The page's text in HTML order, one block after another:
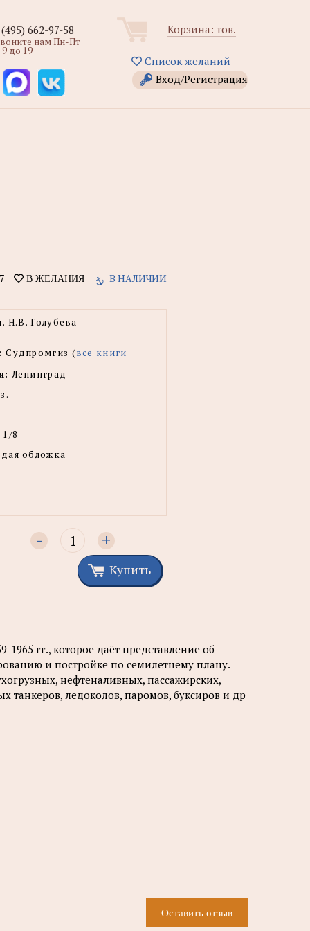
Корзина: тов.
Список желаний
Вход/Регистрация
662-97-58
нам Пн-Пт
9 до 19
В ЖЕЛАНИЯ В НАЛИЧИИ
Н.В. Голубева
Судпромгиз (все книги
Ленинград
8
обложка
- +
Купить
гг., которое даёт представление об
и постройке по семилетнему плану.
нефтеналивных, пассажирских,
танкеров, ледоколов, паромов, буксиров и др
Оставить отзыв